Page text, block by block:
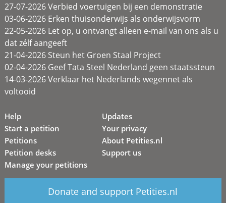
27-07-2026 Verbied voertuigen bij een demonstratie
03-06-2026 Erken thuisonderwijs als onderwijsvorm
22-05-2026 Let op, u ontvangt alleen e-mail van ons als u
dat zélf aangeeft
21-04-2026 Steun het Groen Staal Project
02-04-2026 Geef Tata Steel Nederland geen staatssteun
14-03-2026 Verklaar het Nederlands wegennet als
voltooid
Help
Start a petition
Petitions
Petition desks
Manage your petitions
Updates
Your privacy
About Petities.nl
Support us
Donate and support Petities.nl